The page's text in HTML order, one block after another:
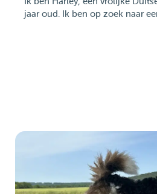
jaar oud. Ik ben op zoek naar